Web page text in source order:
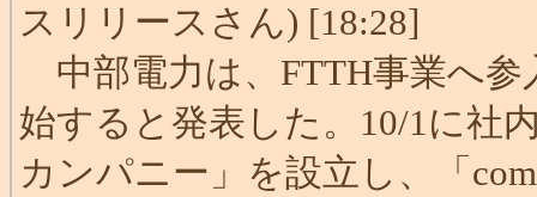
スリリースさん) [18:28]
中部電力は、FTTH事業へ参
始すると発表した。10/1に社
カンパニー」を設立し、「